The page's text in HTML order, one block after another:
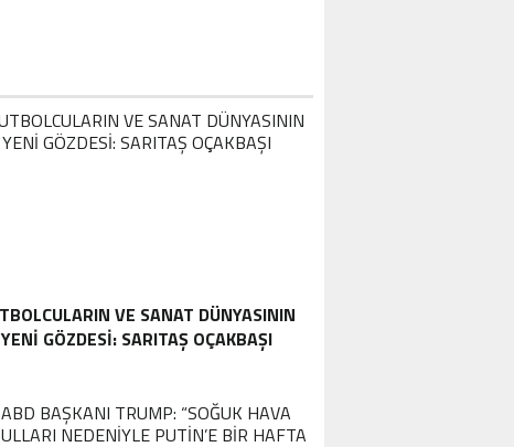
VE SANAT DÜNYASININ
YENI GÖZDESI: SARITAŞ OÇAKBAŞI